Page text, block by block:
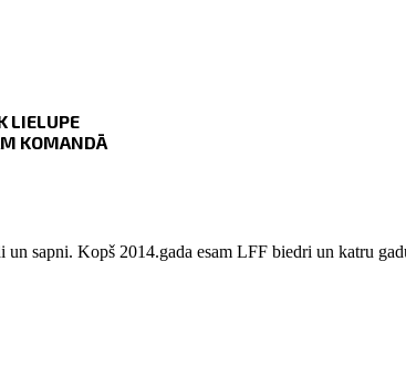
LIELUPE
KOMANDĀ
sapni. Kopš 2014.gada esam LFF biedri un katru